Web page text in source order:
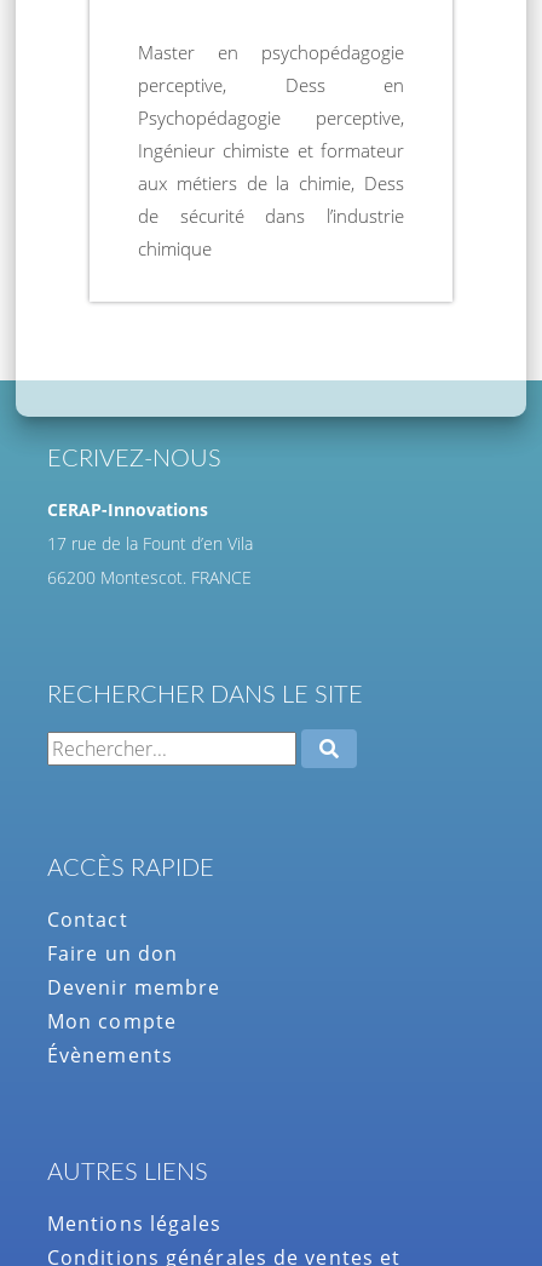
Master en psychopédagogie
perceptive, Dess en
Psychopédagogie perceptive,
Ingénieur chimiste et formateur
aux métiers de la chimie, Dess
de sécurité dans l’industrie
chimique
ECRIVEZ-NOUS
CERAP-Innovations
17 rue de la Fount d’en Vila
66200 Montescot. FRANCE
RECHERCHER DANS LE SITE
ACCÈS RAPIDE
Contact
Faire un don
Devenir membre
Mon compte
Évènements
AUTRES LIENS
Mentions légales
Conditions générales de ventes et